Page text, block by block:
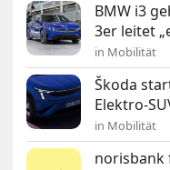
BMW i3
3er leitet
in Mobilität
Škoda
Elektro-
in Mobilität
norisbank